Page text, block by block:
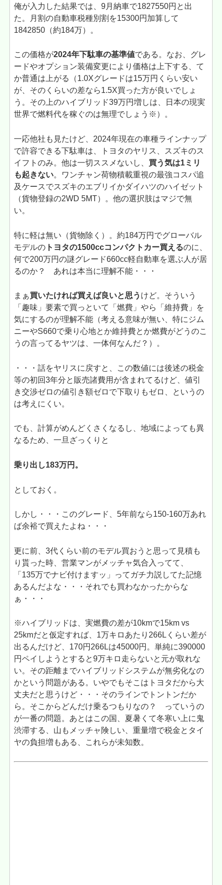
俺が入力した結果では、9月納車で1827550円と出
た。月割の自動車税種別割を15300円加算して
1842850（約184万）。
この価格が2024年下駄車の基準値である。なお、グレ
ードやオプション装備変更により価格は上下する、て
か普通は上がる（1.0Xグレードは15万円くらい安い
が、そのくらいの差なら1.5X買った方が良いでしょ
う。その上のハイブリッド39万円増しは、日本の現実
世界で燃料代を稼ぐのは無理でしょう※）。
一応他社も見たけど、2024年現在の車種ラインナップ
で許容できる下駄車は、トヨタのヤリス、スズキのス
イフトのみ。他は一切ススメないし、 買う気は1ミリ
も起きない。ワンチャン荷物積載重視の最強コスパ追
及ケースでスズキのエブリイかダイハツのハイゼット
（貨物登録の2WD 5MT）。他の選択肢はマジで無
い。
特に軽は無い（貨物除く）。約184万円でグローバル
モデルの トヨタの1500ccコンパクトカー買えるのに、
何で200万円の謎グレード660cc軽自動車を選ぶ人が居
るのか？ あれは本当に理解不能・・・
まぁ買いたければ買えば良いと思う けど。そういう
「趣味」要素で買っといて「燃費」やら「維持費」を
気にするのが理解不能（考える意味が無い、特にジム
ニーやS660で乗り心地とか維持費とか燃費がどうのこ
うの言ってるヤツは、一体何なんだ？）。
・・・話をヤリスに戻すと、この数値には後述の税金
等の初回3年分と販売諸費用が含まれてるけど、値引
き交渉ゼロの値引き額ゼロで下取りもゼロ、というの
は考えにくい。
でも、計算がめんどくさくなるし、地域によっても異
なるため、一旦ざっくりと
乗り出し183万円。
としておく。
しかし・・・このグレード、5年前なら150-160万あれ
ば余裕で買えたよね・・・
更に前、3代くらい前のモデル買おうと思って見積も
り貰った時、営業マンがメッチャ気合入ってて、
「135万でナビ付けますッ」ってガチ力説してた記憶
あるんだよな・・・それでも買わなかったからな
ぁ・・・
※ハイブリッドは、実燃費の差が10kmで15km vs
25kmだと仮定すれば、1万キロあたり266Lくらい差が
出るんだけど、170円266Lは45000円。単純に390000
円ペイしようとすると9万キロ走らないと元が取れな
い。その距離までハイブリッドシステムが無劣化なの
かという問題がある。いやでもそこはトヨタだから大
丈夫だと思うけど・・・そのラインでトントンだか
ら。そこからどんだけ乗るつもりなの？ っていうの
が一番の問題。あとはこの国、夏暑くて冬寒い上に鬼
渋滞する、山もメッチャ険しい、重量増で税金とタイ
ヤの負担増もある、これらが未知数。